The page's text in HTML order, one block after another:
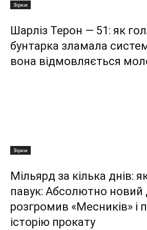
Зірки
Шарліз Терон — 51: як
бунтарка зламала
вона відмовляється
Зірки
Мільярд за кілька днів:
павук: Абсолютно новий
розгромив «Месників» і
історію прокату